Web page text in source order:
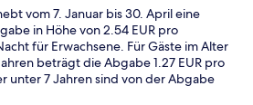
vom 7. Januar bis 30. April eine
in Höhe von 2.54 EUR pro
für Erwachsene. Für Gäste im Alter
beträgt die Abgabe 1.27 EUR pro
unter 7 Jahren sind von der Abgabe